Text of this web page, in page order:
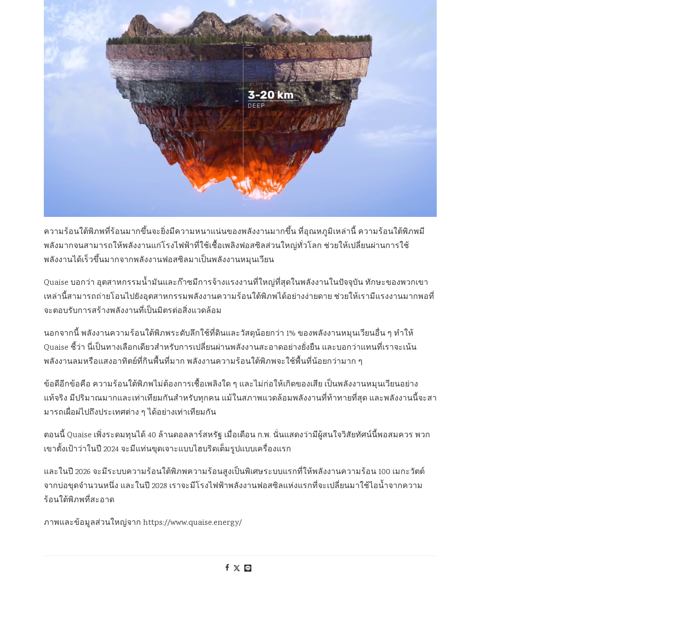
ความร้อนใต้พิภพที่ร้อนมากขึ้นจะยิ่งมีความหนาแน่นของพลังงานมากขึ้น ที่อุณหภูมิเหล่านี้ ความร้อนใต้พิภพมี
พลังมากจนสามารถให้พลังงานแก่โรงไฟฟ้าที่ใช้เชื้อเพลิงฟอสซิลส่วนใหญ่ทั่วโลก ช่วยให้เปลี่ยนผ่านการใช้
พลังงานได้เร็วขึ้นมากจากพลังงานฟอสซิลมาเป็นพลังงานหมุนเวียน
Quaise บอกว่า อุตสาหกรรมน้ำมันและก๊าซมีการจ้างแรงงานที่ใหญ่ที่สุดในพลังงานในปัจจุบัน ทักษะของพวกเขา
เหล่านี้สามารถถ่ายโอนไปยังอุตสาหกรรมพลังงานความร้อนใต้พิภพได้อย่างง่ายดาย ช่วยให้เรามีแรงงานมากพอที่
จะตอบรับการสร้างพลังงานที่เป็นมิตรต่อสิ่งแวดล้อม
นอกจากนี้ พลังงานความร้อนใต้พิภพระดับลึกใช้ที่ดินและวัสดุน้อยกว่า 1% ของพลังงานหมุนเวียนอื่น ๆ ทำให้
Quaise ชี้ว่า นี่เป็นทางเลือกเดียวสำหรับการเปลี่ยนผ่านพลังงานสะอาดอย่างยั่งยืน และบอกว่าแทนที่เราจะเน้น
พลังงานลมหรือแสงอาทิตย์ที่กินพื้นที่มาก พลังงานความร้อนใต้พิภพจะใช้พื้นที่น้อยกว่ามาก ๆ
ข้อดีอีกข้อคือ ความร้อนใต้พิภพไม่ต้องการเชื้อเพลิงใด ๆ และไม่ก่อให้เกิดของเสีย เป็นพลังงานหมุนเวียนอย่าง
แท้จริง มีปริมาณมากและเท่าเทียมกันสำหรับทุกคน แม้ในสภาพแวดล้อมพลังงานที่ท้าทายที่สุด และพลังงานนี้จะสา
มารถเผื่อผ่ไปถึงประเทศต่าง ๆ ได้อย่างเท่าเทียมกัน
ตอนนี้ Quaise เพิ่งระดมทุนได้ 40 ล้านดอลลาร์สหรัฐ เมื่อเดือน ก.พ. นั่นแสดงว่ามีผู้สนใจวิสัยทัศน์นี้พอสมควร พวก
เขาตั้งเป้าว่าในปี 2024 จะมีแท่นขุดเจาะแบบไฮบริดเต็มรูปแบบเครื่องแรก
และในปี 2026 จะมีระบบความร้อนใต้พิภพความร้อนสูงเป็นพิเศษระบบแรกที่ให้พลังงานความร้อน 100 เมกะวัตต์
จากบ่อขุดจำนวนหนึ่ง และในปี 2028 เราจะมีโรงไฟฟ้าพลังงานฟอสซิลแห่งแรกที่จะเปลี่ยนมาใช้ไอน้ำจากความ
ร้อนใต้พิภพที่สะอาด
ภาพและข้อมูลส่วนใหญ่จาก https://www.quaise.energy/